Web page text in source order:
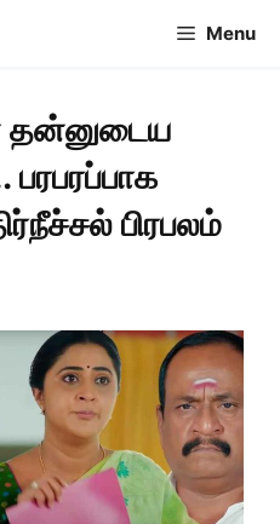
Menu
தன்னுடைய
பரபரப்பாக
பிரபலம்